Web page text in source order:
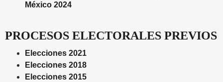
México 2024
PROCESOS ELECTORALES PREVIOS
Elecciones 2021
Elecciones 2018
Elecciones 2015